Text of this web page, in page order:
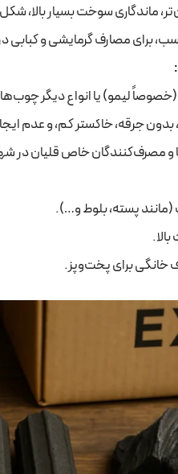
ماندگاری سوخت بسیار
برای مصارف گرمایشی و کبابی
(خصوصاً لیمو) یا انواع دیگر
بدون جرقه، خاکستر کم، و عدم
و مصرف‌کنندگان خاص قلیان در
پسته، بلوط و…).
خانگی برای پخت‌وپز.